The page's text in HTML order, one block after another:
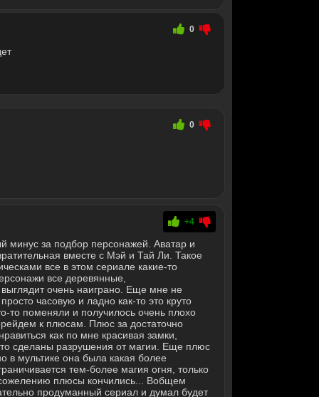
0
0
+4
за подбор персонажей. Аватар и
вместе с Мэй и Тай Ли. Такое
все в этом сериале какие-то
все деревянные,
очень наиграно. Еще мне не
часовую и ладно как-то это круто
то поменяли и получилось очень плохо
к плюсам. Плюс за достаточно
как по мне красивая замки,
сделаны разрушения от магии. Еще плюс
в мультике она была какая более
тем-более магия огня, только
плюсы кончились... Вобщем
продуманный сериал и думал будет